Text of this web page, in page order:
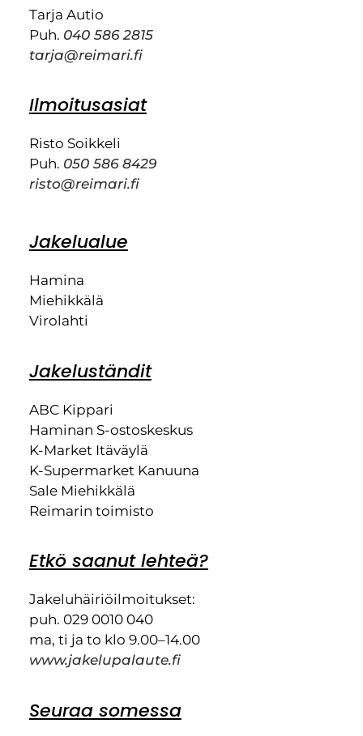
Tarja Autio
Puh. 040 586 2815
tarja@reimari.fi
Ilmoitusasiat
Risto Soikkeli
Puh. 050 586 8429
risto@reimari.fi
Jakelualue
Hamina
Miehikkälä
Virolahti
Jakeluständit
ABC Kippari
Haminan S-ostoskeskus
K-Market Itäväylä
K-Supermarket Kanuuna
Sale Miehikkälä
Reimarin toimisto
Etkö saanut lehteä?
Jakeluhäiriöilmoitukset:
puh. 029 0010 040
ma, ti ja to klo 9.00–14.00
www.jakelupalaute.fi
Seuraa somessa